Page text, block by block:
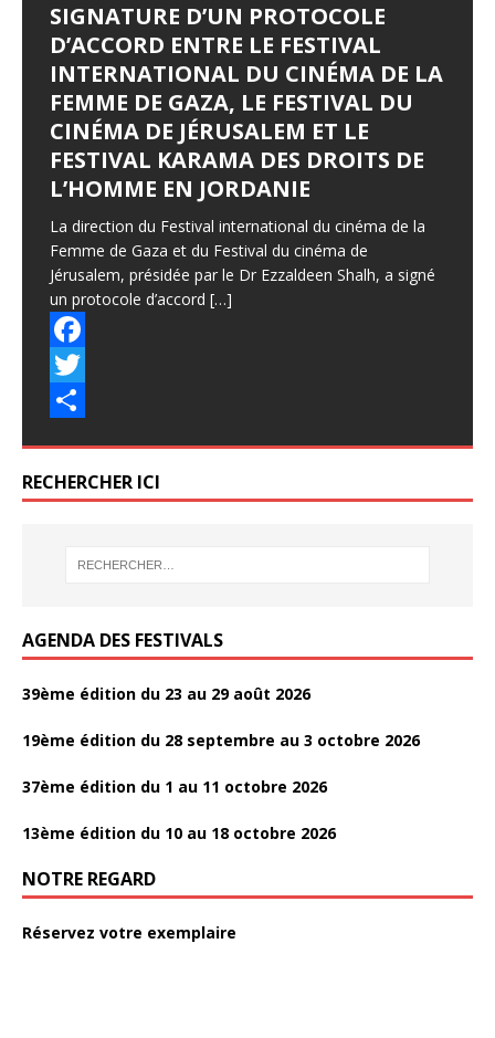
SIGNATURE D’UN PROTOCOLE
D’ACCORD ENTRE LE FESTIVAL
INTERNATIONAL DU CINÉMA DE LA
FEMME DE GAZA, LE FESTIVAL DU
CINÉMA DE JÉRUSALEM ET LE
FESTIVAL KARAMA DES DROITS DE
L’HOMME EN JORDANIE
La direction du Festival international du cinéma de la
Femme de Gaza et du Festival du cinéma de
Jérusalem, présidée par le Dr Ezzaldeen Shalh, a signé
un protocole d’accord […]
F
a
e
b
T
i
t
a
r
e
RECHERCHER ICI
AGENDA DES FESTIVALS
39ème édition du 23 au 29 août 2026
19ème édition du 28 septembre au 3 octobre 2026
37ème édition du 1 au 11 octobre 2026
13ème édition du 10 au 18 octobre 2026
NOTRE REGARD
Réservez votre exemplaire